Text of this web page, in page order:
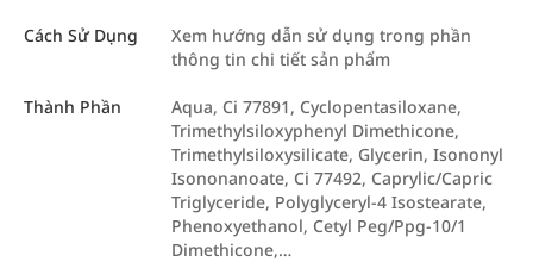
Cách Sử Dụng
Xem hướng dẫn sử dụng trong phần
thông tin chi tiết sản phẩm
Thành Phần
Aqua, Ci 77891, Cyclopentasiloxane,
Trimethylsiloxyphenyl Dimethicone,
Trimethylsiloxysilicate, Glycerin, Isononyl
Isononanoate, Ci 77492, Caprylic/Capric
Triglyceride, Polyglyceryl-4 Isostearate,
Phenoxyethanol, Cetyl Peg/Ppg-10/1
Dimethicone,…